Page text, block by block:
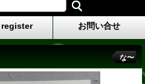
register お問い合せ
な〜